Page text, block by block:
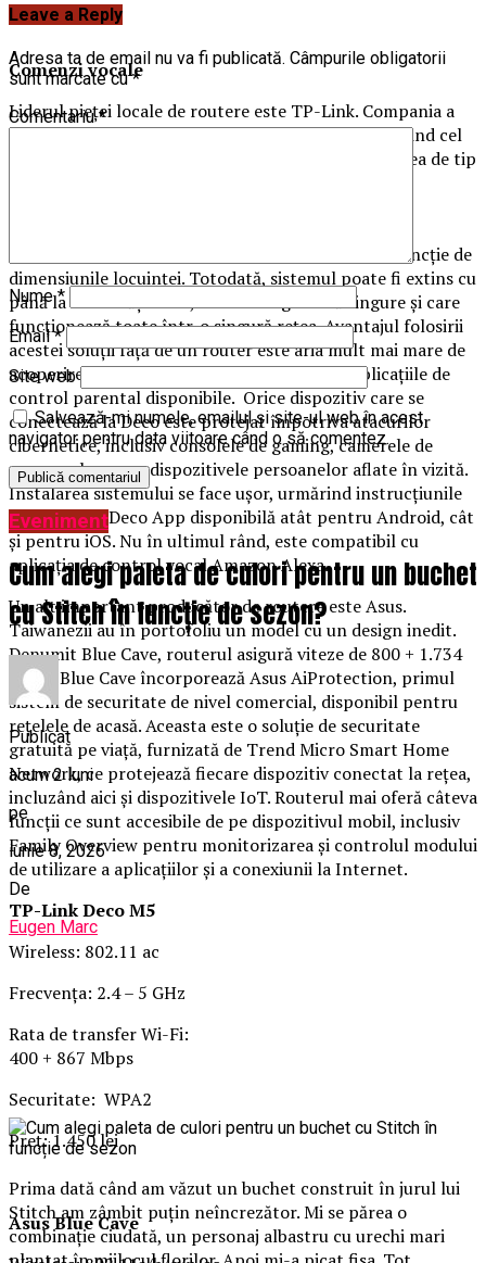
Comenzi vocale
Liderul pieţei locale de routere este TP-Link. Compania a
lansat recent Deco M5, pe care îl promovează ca fiind cel
mai sigur sistem Wi-Fi. Cunoscut şi ca soluţie de reţea de tip
asigurând o acoperire de aproximativ 480 mp, în funcţie de
dimensiunile locuinţei. Totodată, sistemul poate fi extins cu
până la 10 unităţi Deco, ce se configurează singure şi care
funcţionează toate într-o singură reţea. Avantajul folosirii
acestei soluţii faţă de un router este aria mult mai mare de
acoperire şi, în plus, nivelul de securitate şi aplicaţiile de
control parental disponibile. Orice dispozitiv care se
conectează la Deco este protejat împotriva atacurilor
cibernetice, inclusiv consolele de gaming, camerele de
supraveghere sau dispozitivele persoanelor aflate în vizită.
Instalarea sistemului se face uşor, urmărind instrucţiunile
din aplicaţia Deco App disponibilă atât pentru Android, cât
şi pentru iOS. Nu în ultimul rând, este compatibil cu
aplicaţia de control vocal Amazon Alexa.
Un alt important producător de routere este Asus.
Taiwanezii au în portofoliu un model cu un design inedit.
Denumit Blue Cave, routerul asigură viteze de 800 + 1.734
Mbps. Blue Cave încorporează Asus AiProtection, primul
sistem de securitate de nivel comercial, disponibil pentru
reţelele de acasă. Aceasta este o soluţie de securitate
gratuită pe viaţă, furnizată de Trend Micro Smart Home
Network, ce protejează fiecare dispozitiv conectat la reţea,
incluzând aici şi dispozitivele IoT. Routerul mai oferă câteva
funcţii ce sunt accesibile de pe dispozitivul mobil, inclusiv
Family Overview pentru monitorizarea şi controlul modului
de utilizare a aplicaţiilor şi a conexiunii la Internet.
TP-Link Deco M5
Wireless: 802.11 ac
Frecvenţa: 2.4 – 5 GHz
Rata de transfer Wi-Fi:
400 + 867 Mbps
Securitate: WPA2
Preţ: 1.450 lei
Asus Blue Cave
Leave a Reply
Adresa ta de email nu va fi publicată. Câmpurile obligatorii
sunt marcate cu*
Comentariu*
Nume*
Email*
Site web
Salvează-mi numele, emailul și site-ul web în acest
navigator pentru data viitoare când o să comentez.
Eveniment
Cum alegi paleta de culori pentru un buchet
cu Stitch în funcție de sezon?
Publicat
acum 2 luni
pe
iunie 8, 2026
De
Eugen Marc
Prima dată când am văzut un buchet construit în jurul lui
Stitch am zâmbit puțin neîncrezător. Mi se părea o
combinație ciudată, un personaj albastru cu urechi mari